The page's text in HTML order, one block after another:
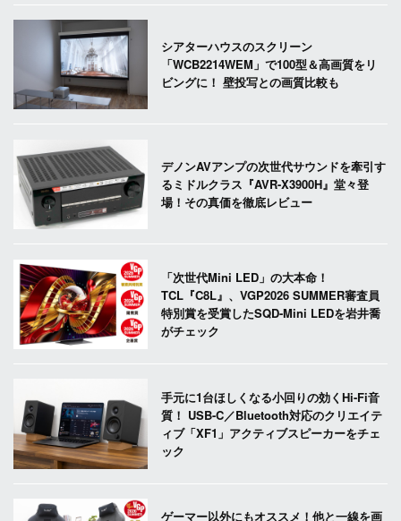
シアターハウスのスクリーン
「WCB2214WEM」で100型＆高画質をリ
ビングに！ 壁投写との画質比較も
デノンAVアンプの次世代サウンドを牽引す
るミドルクラス『AVR-X3900H』堂々登
場！その真価を徹底レビュー
「次世代Mini LED」の大本命！
TCL『C8L』、VGP2026 SUMMER審査員
特別賞を受賞したSQD-Mini LEDを岩井喬
がチェック
手元に1台ほしくなる小回りの効くHi-Fi音
質！ USB-C／Bluetooth対応のクリエイテ
ィブ「XF1」アクティブスピーカーをチェ
ック
ゲーマー以外にもオススメ！他と一線を画